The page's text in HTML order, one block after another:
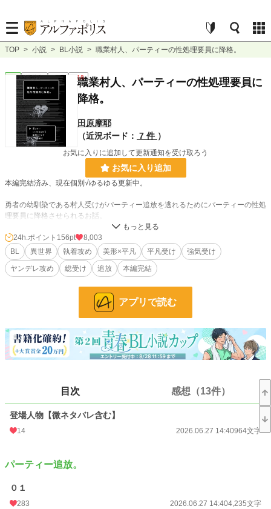
TOP > 小説 > BL小説 > 職業村人、パーティーの性処理要員に降格。
BL 連載中 長編 R18
職業村人、パーティーの性処理要員に
降格。
田原摩耶
（近況ボード： 7 件 ）
お気に入りに追加して更新通知を受け取ろう
お気に入り追加
本編完結済み、現在個別√ゆるゆる更新中。
勇者の幼馴染である村人受けがパーティー追放を逃れるためにパーティーの性処
理要員に降格させられるお話。
器用貧乏な強気平凡村人総受け
湿度高めの幼馴染優男勇者攻め
軽薄いい加減年上遊び人盗賊攻め
陰湿性悪いじめっ子気質な年上魔道士攻め
※基本無理矢理、公開レイプ、NTR、乱交含む
※シリアスエロ、胸糞、なんでも許せる方向け
小説 8,732 位 / 228,888 件
BL 1,801 位 / 31,450 件
24h.ポイント 156 pt
初回公開日時 2022.05.09 03:02
週間ポイント
24h.ポイント 156pt
8,003
BL
異世界 執着攻め 美形×平凡 平凡受け
強気受け
ヤンデレ攻め
総受け 追放 本編完結
アプリで読む
目次 感想（13件）
登場人物【微ネタバレ含む】
14 2026.06.27 14:40964文字
パーティー追放。
０１
283 2026.06.27 14:404,235文字